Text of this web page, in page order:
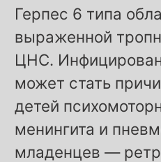
Герпес 6 типа
выраженной
ЦНС.
может стать
детей
менингита и
младенцев —